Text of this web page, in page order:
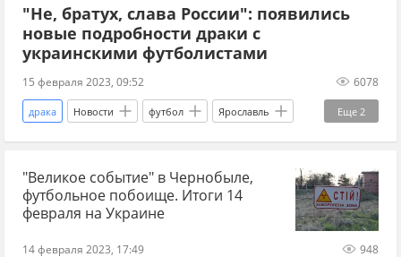
"Не, братух, слава России": появились
новые подробности драки с
украинскими футболистами
15 февраля 2023, 09:52 6078
Еще 2
драка Новости футбол Ярославль
Украина Турция
"Великое событие" в Чернобыле,
футбольное побоище. Итоги 14
февраля на Украине
14 февраля 2023, 17:49 948